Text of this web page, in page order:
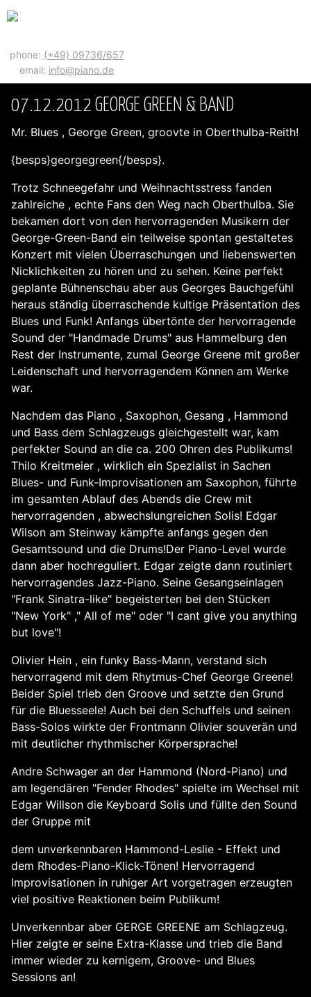
phone: (+49) 09736/657
email: info@piano.de
07.12.2012 GEORGE GREEN & BAND
Mr. Blues , George Green, groovte in Oberthulba-Reith!
{besps}georgegreen{/besps}.
Trotz Schneegefahr und Weihnachtsstress fanden
zahlreiche , echte Fans den Weg nach Oberthulba. Sie
bekamen dort von den hervorragenden Musikern der
George-Green-Band ein teilweise spontan gestaltetes
Konzert mit vielen Überraschungen und liebenswerten
Nicklichkeiten zu hören und zu sehen. Keine perfekt
geplante Bühnenschau aber aus Georges Bauchgefühl
heraus ständig überraschende kultige Präsentation des
Blues und Funk! Anfangs übertönte der hervorragende
Sound der "Handmade Drums" aus Hammelburg den
Rest der Instrumente, zumal George Greene mit großer
Leidenschaft und hervorragendem Können am Werke
war.
Nachdem das Piano , Saxophon, Gesang , Hammond
und Bass dem Schlagzeugs gleichgestellt war, kam
perfekter Sound an die ca. 200 Ohren des Publikums!
Thilo Kreitmeier , wirklich ein Spezialist in Sachen
Blues- und Funk-Improvisationen am Saxophon, führte
im gesamten Ablauf des Abends die Crew mit
hervorragenden , abwechslungreichen Solis! Edgar
Wilson am Steinway kämpfte anfangs gegen den
Gesamtsound und die Drums!Der Piano-Level wurde
dann aber hochreguliert. Edgar zeigte dann routiniert
hervorragendes Jazz-Piano. Seine Gesangseinlagen
"Frank Sinatra-like" begeisterten bei den Stücken
"New York" ," All of me" oder "I cant give you anything
but love"!
Olivier Hein , ein funky Bass-Mann, verstand sich
hervorragend mit dem Rhytmus-Chef George Greene!
Beider Spiel trieb den Groove und setzte den Grund
für die Bluesseele! Auch bei den Schuffels und seinen
Bass-Solos wirkte der Frontmann Olivier souverän und
mit deutlicher rhythmischer Körpersprache!
Andre Schwager an der Hammond (Nord-Piano) und
am legendären "Fender Rhodes" spielte im Wechsel mit
Edgar Willson die Keyboard Solis und füllte den Sound
der Gruppe mit
dem unverkennbaren Hammond-Leslie - Effekt und
dem Rhodes-Piano-Klick-Tönen! Hervorragend
Improvisationen in ruhiger Art vorgetragen erzeugten
viel positive Reaktionen beim Publikum!
Unverkennbar aber GERGE GREENE am Schlagzeug.
Hier zeigte er seine Extra-Klasse und trieb die Band
immer wieder zu kernigem, Groove- und Blues
Sessions an!